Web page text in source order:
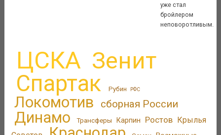
уже стал
бройлером
неповоротливым.
ЦСКА Зенит
Спартак Рубин РФС
Локомотив сборная России
Динамо Трансферы Карпин Ростов Крылья